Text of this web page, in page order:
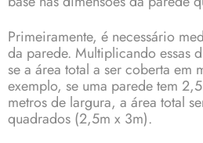
Primeiramente, é necessário
da parede. Multiplicando essas
se a área total a ser coberta em
exemplo, se uma parede tem
metros de largura, a área total
quadrados (2,5m x 3m).